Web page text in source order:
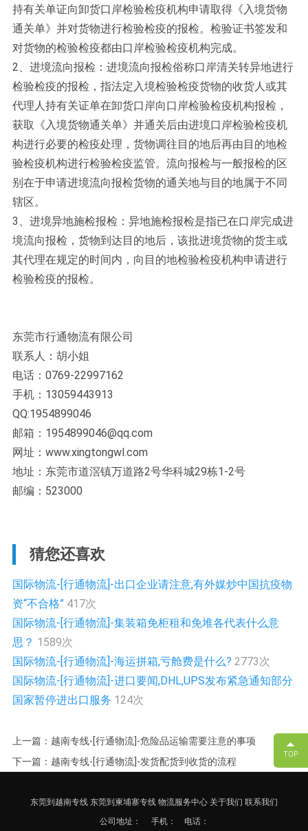
持有关单证向卸货口岸检验检疫机构申请取得《入境货物
通关单》并对货物进行检验检疫的报检。检验证书签发和
对货物的检验检疫都由口岸检验检疫机构完成。
2、进境流向报检：进境流向报检俗称口岸清关转异地进行
检验检疫的报检，指法定入境检验检疫货物的收货人或其
代理人持有关证单在卸货口岸向口岸检验检疫机构报检，
获取《入境货物通关单》并通关后由进境口岸检验检疫机
构进行必要的检疫处理，货物调往目的地后再由目的地检
验检疫机构进行检验检疫监管。流向报检与一般报检的区
别在于申请进境流向报检货物的通关地与目的地属于不同
辖区。
3、进境异地施检报检：异地施检报检是指已在口岸完成进
境流向报检，货物到达目的地后，该批进境货物的货主或
其代理在规定的时间内，向目的地检验检疫机构申请进行
检验检疫的报检。
东莞市行通物流有限公司
联系人：胡小姐
电话：0769-22997162
手机：13059443913
QQ:1954899046
邮箱：1954899046@qq.com
网址：www.xingtongwl.com
地址：东莞市道滘镇万道路2号华科城29栋1-2号
邮编：523000
猜您还喜欢
国际物流-[行通物流]-出口企业请注意,有外媒炒中国抗疫物
资“不合格” 417次
国际物流-[行通物流]-集装箱免柜租和免堆各代表什么意
思？ 1589次
国际物流-[行通物流]-海运拼箱,亏舱费是什么? 2773次
国际物流-[行通物流]-进口要闻,DHL,UPS发布紧急通知部分
国家暂停进出口服务 124次
上一篇：越南专线-[行通物流]-危险品运输需要注意的事项
下一篇：越南专线-[行通物流]-发货配货到收货的流程
东莞到越南专线 东莞到柬埔寨专线 物流服务中心 关于我们 联系我们
公司地址： 手机： 电话：